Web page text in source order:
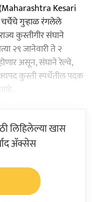
(Maharashtra Kesari
गुऱ्हाळ रंगलेले
कुस्तीगीर संघाने
२९ जानेवारी ते २
होणार असून, संघाने रेल्वे,
कुस्ती स्पर्धेतील पदक
लिहिलेल्या खास
ॲक्सेस